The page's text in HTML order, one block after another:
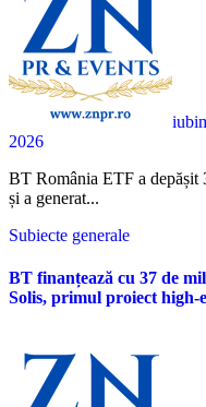
2026
BT România ETF a depășit 300 de milioane de lei valoarea activului
și a generat...
Subiecte generale
BT finanțează cu 37 de
Solis, primul proiect